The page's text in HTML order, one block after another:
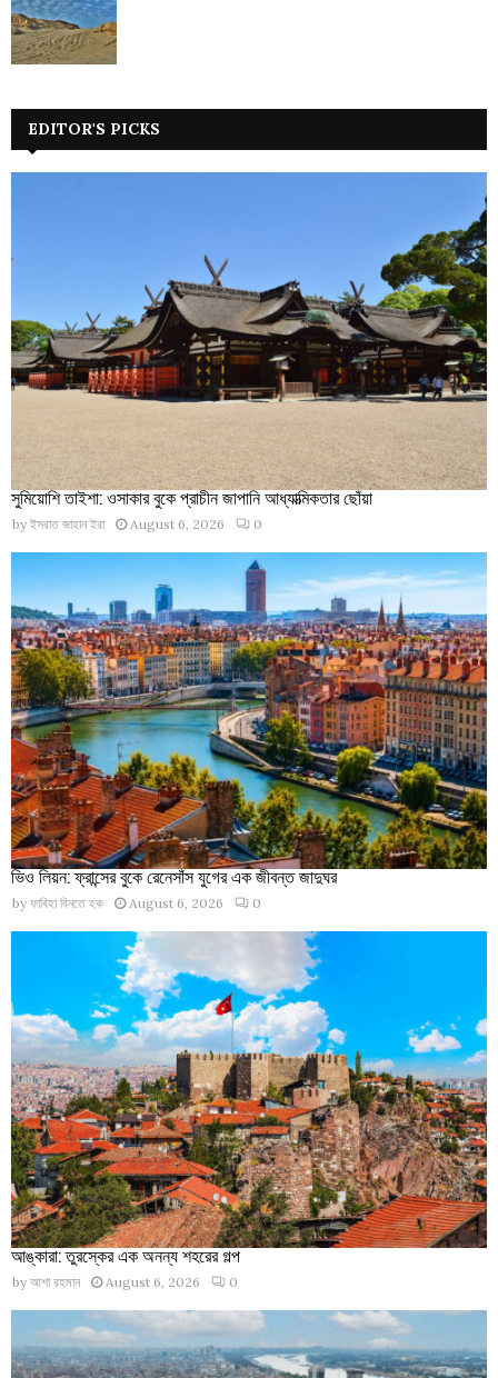
EDITOR'S PICKS
সুমিয়োশি তাইশা: ওসাকার বুকে প্রাচীন জাপানি আধ্যাত্মিকতার ছোঁয়া
by ইসরাত জাহান ইরা August 6, 2026 0
ভিও লিয়ন: ফ্রান্সের বুকে রেনেসাঁস যুগের এক জীবন্ত জাদুঘর
by ফাবিহা বিনতে হক August 6, 2026 0
আঙ্কারা: তুরস্কের এক অনন্য শহরের গল্প
by আশা রহমান August 6, 2026 0